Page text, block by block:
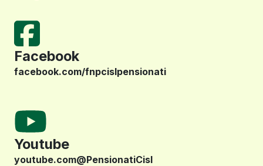
Facebook
facebook.com/fnpcislpensionati
Youtube
youtube.com@PensionatiCisl